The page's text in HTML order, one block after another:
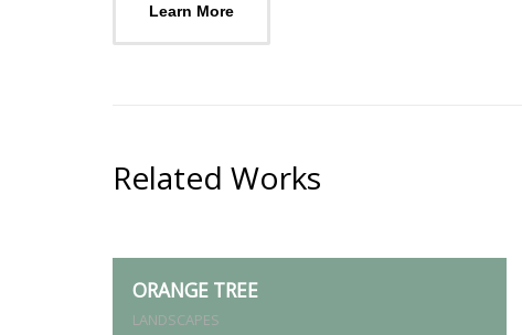
Learn More
Related Works
ORANGE TREE
LANDSCAPES